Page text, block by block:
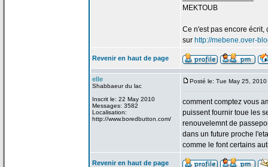
MEKTOUB
Ce n'est pas encore écrit,
sur http://mebene.over-
Revenir en haut de page
elle
Shabbaeur du lac
Inscrit le: 22 May 2010
Messages: 3582
Localisation:
http://www.boredbutton.com/
Posté le: Tue May 25,
comment comptez vous
puissent fournir toue les
renouvelemnt de
dans un future proche
comme le font certains
Revenir en haut de page